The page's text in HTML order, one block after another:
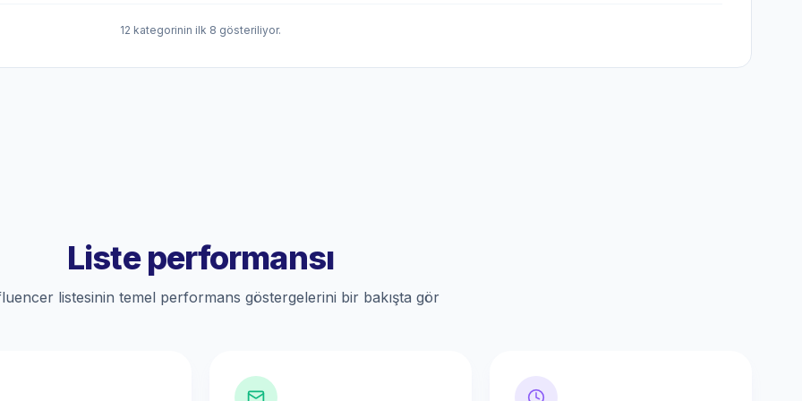
12 kategorinin ilk 8 gösteriliyor.
Liste performansı
listesinin temel performans göstergelerini bir bakışta gör